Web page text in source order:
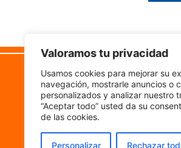
Valoramos tu privacidad
Usamos cookies para mejorar su
navegación, mostrarle anuncios o
personalizados y analizar nuestro
“Aceptar todo” usted da su
de las cookies.
Personalizar Rechazar
Camino Vistabella 222
50011, Zaragoza